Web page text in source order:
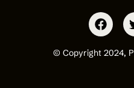
© Copyright 2024,